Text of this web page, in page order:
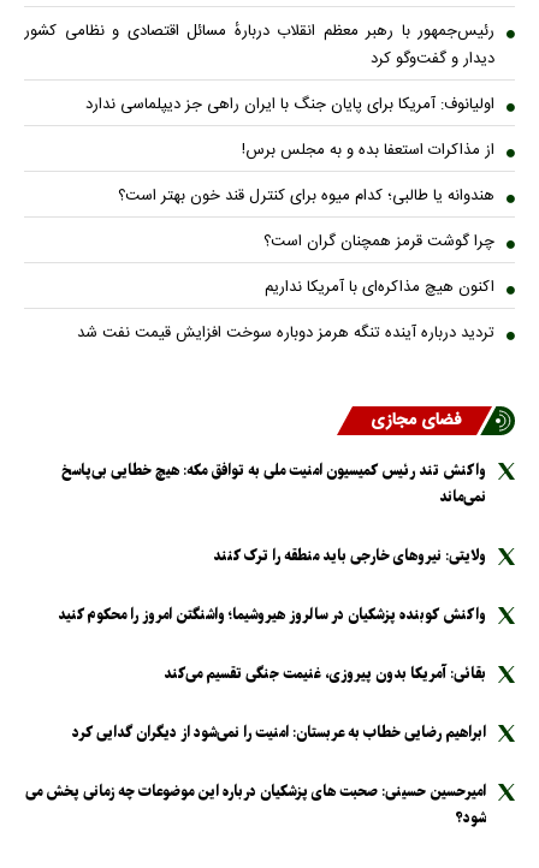
رئیس‌جمهور با رهبر معظم انقلاب دربارهٔ مسائل اقتصادی و نظامی کشور
دیدار و گفت‌و‌گو کرد
اولیانوف: آمریکا برای پایان جنگ با ایران راهی جز دیپلماسی ندارد
از مذاکرات استعفا بده و به مجلس برس!
هندوانه یا طالبی؛ کدام میوه برای کنترل قند خون بهتر است؟
چرا گوشت قرمز همچنان گران است؟
اکنون هیچ مذاکره‌ای با آمریکا نداریم
تردید درباره آینده تنگه هرمز دوباره سوخت افزایش قیمت نفت شد
فضای مجازی
واکنش تند رئیس کمیسیون امنیت ملی به توافق مکه: هیچ خطایی بی‌پاسخ
نمی‌ماند
ولایتی: نیرو‌های خارجی باید منطقه را ترک کنند
واکنش کوبنده پزشکیان در سالروز هیروشیما؛ واشنگتن امروز را محکوم کنید
بقائی: آمریکا بدون پیروزی، غنیمت جنگی تقسیم می‌کند
ابراهیم رضایی خطاب به عربستان: امنیت را نمی‌شود از دیگران گدایی کرد
امیرحسین حسینی: صحبت های پزشکیان درباره این موضوعات چه زمانی پخش می
شود؟